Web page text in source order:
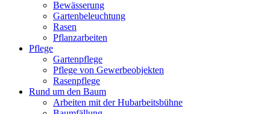
Bewässerung
Gartenbeleuchtung
Rasen
Pflanzarbeiten
Pflege
Gartenpflege
Pflege von Gewerbeobjekten
Rasenpflege
Rund um den Baum
Arbeiten mit der Hubarbeitsbühne